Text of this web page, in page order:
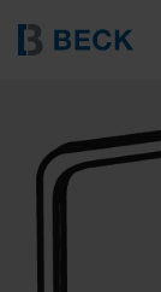
BECK STCR 2115